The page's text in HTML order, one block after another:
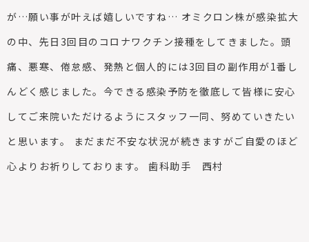
が …願い事が叶えば嬉しいですね … オミクロン株が感染拡大
の中、先日 3回目のコロナワクチン接種をしてきました。頭
痛、悪寒、倦怠感、発熱と個人的には3回目の副作用が1番し
んどく感じました。今できる感染予防を徹底して皆様に安心
してご来院いただけるようにスタッフ一同、努めていきたい
と思います。
まだまだ不安な状況が続きますがご自愛のほど
心よりお祈りしております。
歯科助手 西村